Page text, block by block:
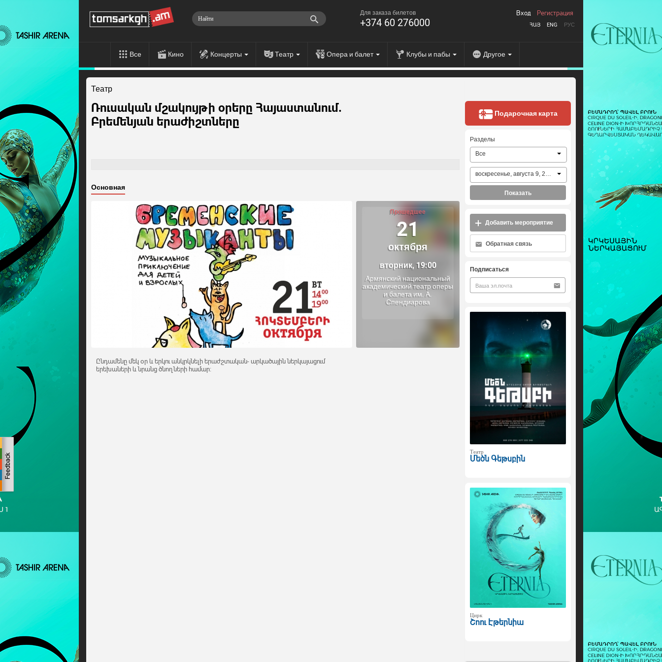
Для заказа билетов
+374 60 276000 ՀԱՅ ENG РУС
Вход Регистрация
Все Кино Концерты Театр Опера и балет Клубы и пабы Другое
Театр
Ռուսական մշակույթի օրերը Հայաստանում.
Բրեմենյան երաժիշտները
Основная
Прошедшее
21
октября
вторник, 19:00
Армянский национальный
академический театр оперы
и балета им. А.
Спендиарова
Ընդամենը մեկ օր և երկու անկրկնելի երաժշտական- արկածային ներկայացում
երեխաների և նրանց ծնողների համար:
Подарочная карта
Разделы
Все
воскресенье, августа 9, 2026
Показать
Добавить мероприятие
Обратная связь
Подписаться
Театр
Մեծն Գեթսբին
Цирк
Շոու Էթերնիա